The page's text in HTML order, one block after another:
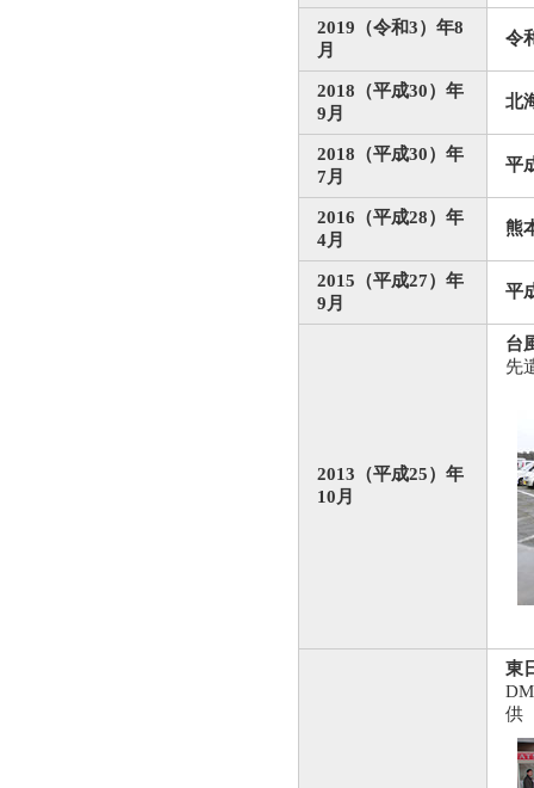
2019（令和3）年8
月
令
2018（平成30）年
9月
北
2018（平成30）年
7月
平
2016（平成28）年
4月
熊
2015（平成27）年
9月
平
2013（平成25）年
10月
台
先
東
供